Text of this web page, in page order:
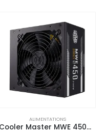
ALIMENTATIONS
Cooler Master MWE 450W V2 80+ Bronze